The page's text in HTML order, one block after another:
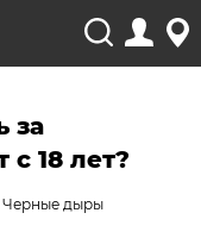
за
с 18 лет?
Черные дыры